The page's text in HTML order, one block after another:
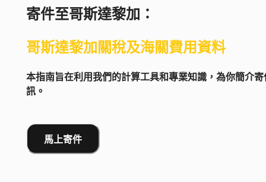
寄件至哥斯達黎加 ：
哥斯達黎加關稅及海關費用資料
本指南旨在利用我們的計算工具和專業知識，為你簡介
訊。
馬上寄件